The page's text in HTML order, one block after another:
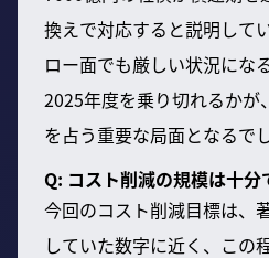
換えで対応すると説明して
ロー面でも厳しい状況にな
2025年度を乗り切れるかが
を占う重要な局面となるで
Q: コスト削減の規模は十分
今回のコスト削減目標は、
していた数字に近く、この